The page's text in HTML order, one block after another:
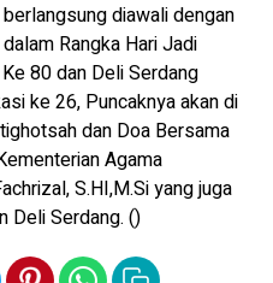
diawali dengan
Rangka Hari Jadi
80 dan Deli Serdang
ke 26, Puncaknya akan di
dan Doa Bersama
Agama
S.HI,M.Si yang juga
Deli Serdang. ()